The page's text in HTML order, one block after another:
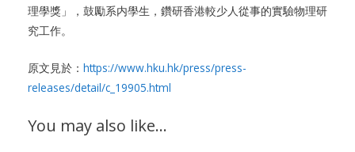
理學獎」，鼓勵系内學生，鑽研香港較少人從事的實驗物理研
究工作。
原文見於： https://www.hku.hk/press/press-
releases/detail/c_19905.html
You may also like…